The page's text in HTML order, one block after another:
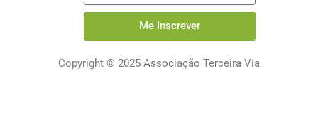
Me Inscrever
Copyright © 2025 Associação Terceira Via